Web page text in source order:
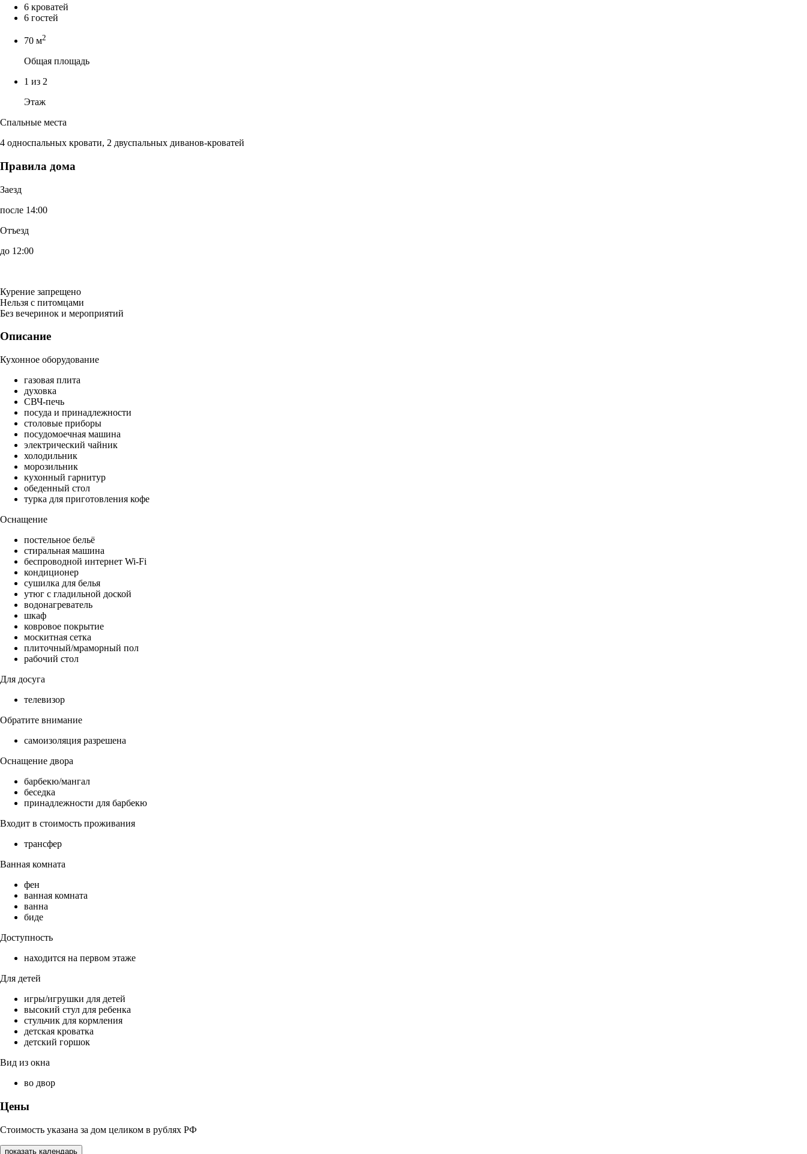
6 кроватей
6 гостей
70 м2
Общая площадь
1 из 2
Этаж
Спальные места
4 односпальных кровати, 2 двуспальных диванов-кроватей
Правила дома
Заезд
после 14:00
Отъезд
до 12:00
Курение запрещено
Нельзя с питомцами
Без вечеринок и мероприятий
Описание
Кухонное оборудование
газовая плита
духовка
СВЧ-печь
посуда и принадлежности
столовые приборы
посудомоечная машина
электрический чайник
холодильник
морозильник
кухонный гарнитур
обеденный стол
турка для приготовления кофе
Оснащение
постельное бельё
стиральная машина
беспроводной интернет Wi-Fi
кондиционер
сушилка для белья
утюг с гладильной доской
водонагреватель
шкаф
ковровое покрытие
москитная сетка
плиточный/мраморный пол
рабочий стол
Для досуга
телевизор
Обратите внимание
самоизоляция разрешена
Оснащение двора
барбекю/мангал
беседка
принадлежности для барбекю
Входит в стоимость проживания
трансфер
Ванная комната
фен
ванная комната
ванна
биде
Доступность
находится на первом этаже
Для детей
игры/игрушки для детей
высокий стул для ребенка
стульчик для кормления
детская кроватка
детский горшок
Вид из окна
во двор
Цены
Стоимость указана за дом целиком в рублях РФ
показать календарь